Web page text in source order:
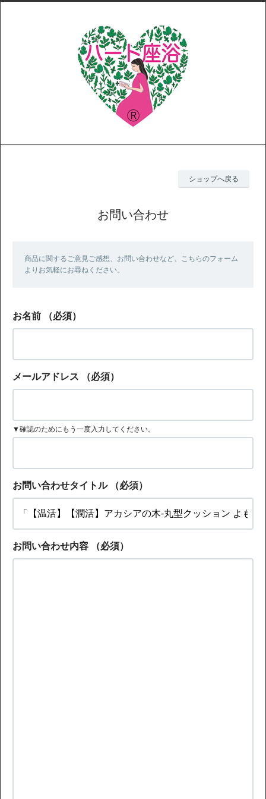
ショップへ戻る
お問い合わせ
商品に関するご意見ご感想、お問い合わせなど、こちらのフォーム
よりお気軽にお尋ねください。
お名前 （必須）
メールアドレス （必須）
▼確認のためにもう一度入力してください。
お問い合わせタイトル （必須）
お問い合わせ内容 （必須）